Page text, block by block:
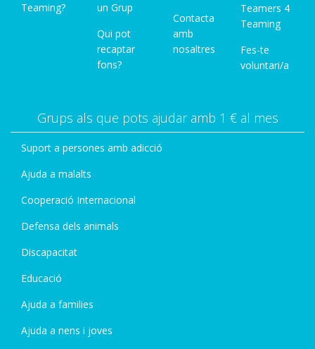
Teaming?
un Grup
Qui pot
recaptar
fons?
Contacta
amb
nosaltres
Teamers 4
Teaming
Fes-te
voluntari/a
Grups als que pots ajudar amb 1 € al mes
Suport a persones amb adicció
Ajuda a malalts
Cooperació Internacional
Defensa dels animals
Discapacitat
Educació
Ajuda a families
Ajuda a nens i joves